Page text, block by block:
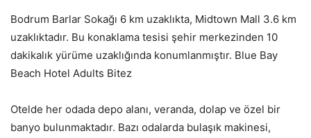
Bodrum Barlar Sokağı 6 km uzaklıkta, Midtown Mall 3.6 km
uzaklıktadır. Bu konaklama tesisi şehir merkezinden 10
dakikalık yürüme uzaklığında konumlanmıştır. Blue Bay
Beach Hotel Adults Bitez
Otelde her odada depo alanı, veranda, dolap ve özel bir
banyo bulunmaktadır. Bazı odalarda bulaşık makinesi,